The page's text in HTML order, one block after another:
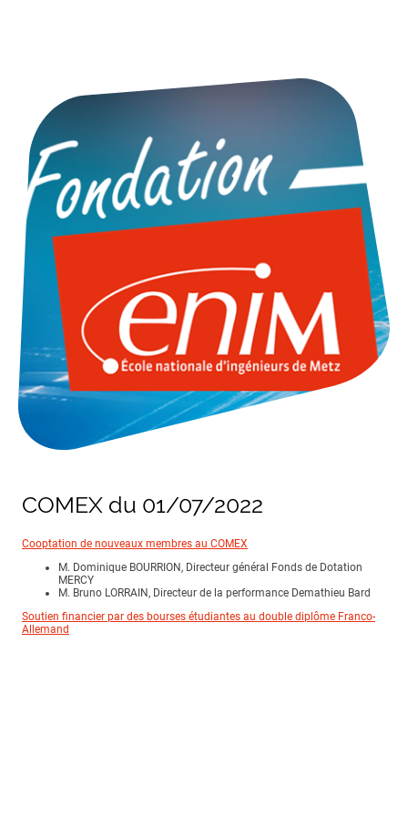
COMEX du 01/07/2022
Cooptation de nouveaux membres au COMEX
M. Dominique BOURRION, Directeur général Fonds de Dotation
MERCY
M. Bruno LORRAIN, Directeur de la performance Demathieu Bard
Soutien financier par des bourses étudiantes au double diplôme Franco-
Allemand